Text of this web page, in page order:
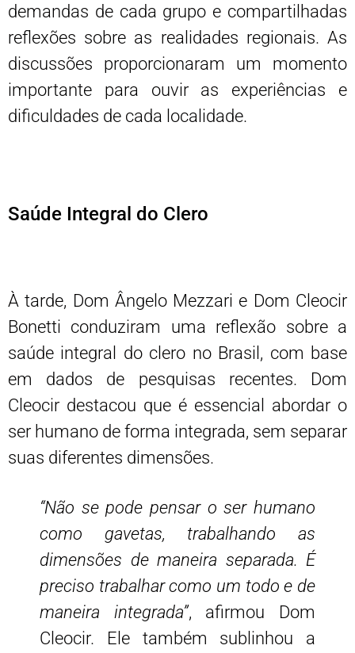
demandas de cada grupo e compartilhadas
reflexões sobre as realidades regionais. As
discussões proporcionaram um momento
importante para ouvir as experiências e
dificuldades de cada localidade.
Saúde Integral do Clero
À tarde, Dom Ângelo Mezzari e Dom Cleocir
Bonetti conduziram uma reflexão sobre a
saúde integral do clero no Brasil, com base
em dados de pesquisas recentes. Dom
Cleocir destacou que é essencial abordar o
ser humano de forma integrada, sem separar
suas diferentes dimensões.
“Não se pode pensar o ser humano
como gavetas, trabalhando as
dimensões de maneira separada. É
preciso trabalhar como um todo e de
maneira integrada”, afirmou Dom
Cleocir. Ele também sublinhou a